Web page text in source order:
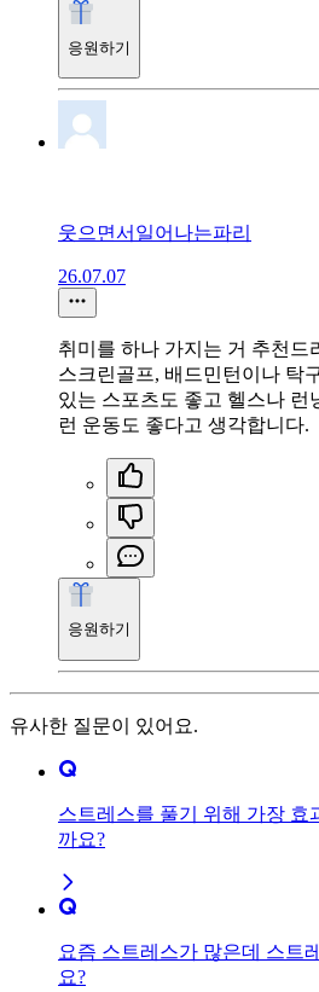
응원하기
웃으면서일어나는파리
26.07.07
취미를 하나 가지는 거 추천드
스크린골프, 배드민턴이나 탁
있는 스포츠도 좋고 헬스나 런
런 운동도 좋다고 생각합니다.
응원하기
유사한 질문이 있어요.
스트레스를 풀기 위해 가장 효
까요?
요즘 스트레스가 많은데 스트
요?